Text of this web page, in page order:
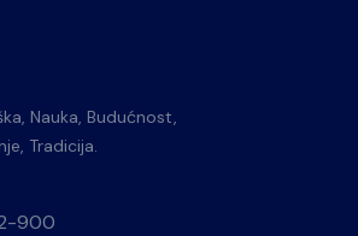
Nauka, Budućnost,
Tradicija.
900